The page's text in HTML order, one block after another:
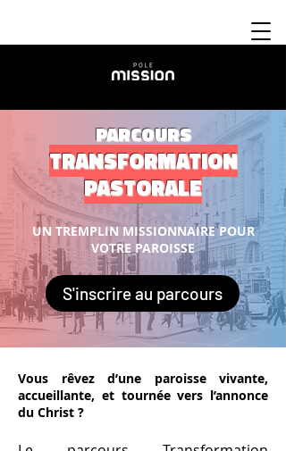
PARCOURS
TRANSFORMATION
PASTORALE
UN TREMPLIN MISSIONNAIRE POUR
VOTRE PAROISSE
S'inscrire au parcours
Vous rêvez d’une paroisse vivante,
accueillante, et tournée vers l’annonce
du Christ ?